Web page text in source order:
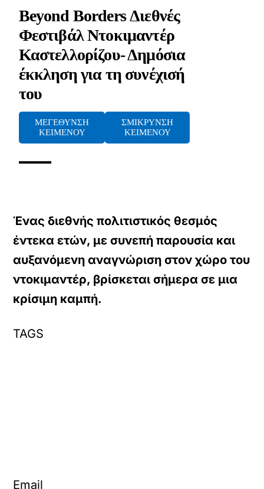
Beyond Borders Διεθνές
Φεστιβάλ Ντοκιμαντέρ
Καστελλορίζου- Δημόσια
έκκληση για τη συνέχισή
του
ΜΕΓΕΘΥΝΣΗ
ΚΕΙΜΕΝΟΥ
ΣΜΙΚΡΥΝΣΗ
ΚΕΙΜΕΝΟΥ
Ένας διεθνής πολιτιστικός θεσμός
έντεκα ετών, με συνεπή παρουσία και
αυξανόμενη αναγνώριση στον χώρο του
ντοκιμαντέρ, βρίσκεται σήμερα σε μια
κρίσιμη καμπή.
TAGS
Email